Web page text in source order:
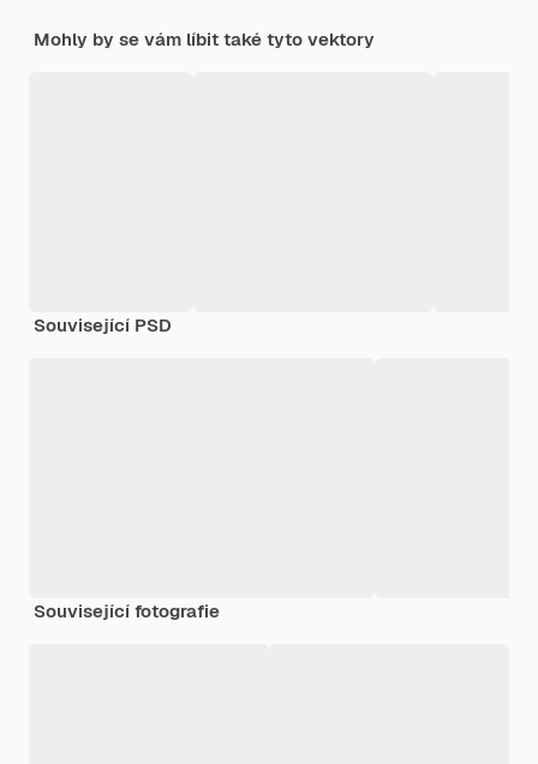
Mohly by se vám líbit také tyto vektory
Související PSD
Související fotografie